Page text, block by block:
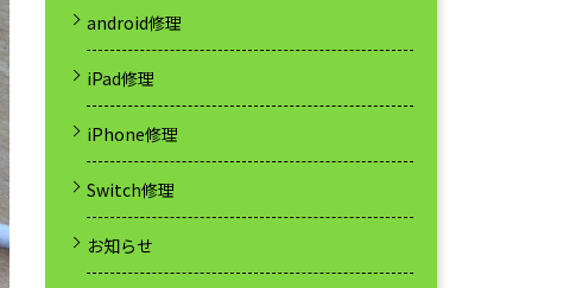
android修理
iPad修理
iPhone修理
Switch修理
お知らせ